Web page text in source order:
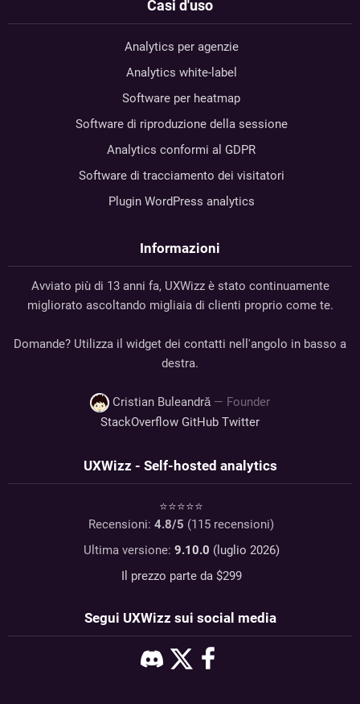
Casi d'uso
Analytics per agenzie
Analytics white-label
Software per heatmap
Software di riproduzione della sessione
Analytics conformi al GDPR
Software di tracciamento dei visitatori
Plugin WordPress analytics
Informazioni
Avviato più di 13 anni fa, UXWizz è stato continuamente
migliorato ascoltando migliaia di clienti proprio come te.
Domande? Utilizza il widget dei contatti nell'angolo in basso a
destra.
Cristian Buleandră — Founder
StackOverflow GitHub Twitter
UXWizz - Self-hosted analytics
⭐⭐⭐⭐⭐
Recensioni: 4.8/5 (115 recensioni)
Ultima versione: 9.10.0 (luglio 2026)
Il prezzo parte da $299
Segui UXWizz sui social media